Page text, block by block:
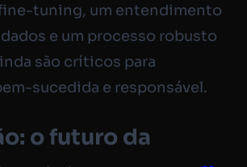
tuning, um entendimento
e um processo robusto
são críticos para
sucedida e responsável.
o futuro da